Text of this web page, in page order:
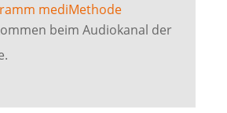
mediMethode
beim Audiokanal der